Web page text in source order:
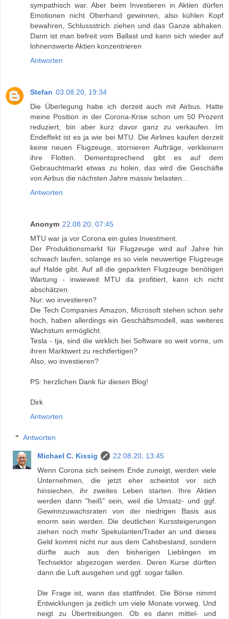
sympathisch war. Aber beim Investieren in Aktien dürfen
Emotionen nicht Oberhand gewinnen, also kühlen Kopf
bewahren, Schlussstrich ziehen und das Ganze abhaken.
Dann ist man befreit vom Ballast und kann sich wieder auf
lohnenswerte Aktien konzentrieren
Antworten
Stefan 03.08.20, 19:34
Die Überlegung habe ich derzeit auch mit Airbus. Hatte
meine Position in der Corona-Krise schon um 50 Prozent
reduziert, bin aber kurz davor ganz zu verkaufen. Im
Endeffekt ist es ja wie bei MTU. Die Airlines kaufen derzeit
keine neuen Flugzeuge, stornieren Aufträge, verkleinern
ihre Flotten. Dementsprechend gibt es auf dem
Gebrauchtmarkt etwas zu holen, das wird die Geschäfte
von Airbus die nächsten Jahre massiv belasten...
Antworten
Anonym 22.08.20, 07:45
MTU war ja vor Corona ein gutes Investment.
Der Produktionsmarkt für Flugzeuge wird auf Jahre hin
schwach laufen, solange es so viele neuwertige Flugzeuge
auf Halde gibt. Auf all die geparkten Flugzeuge benötigen
Wartung - inwieweit MTU da profitiert, kann ich nicht
abschätzen.
Nur: wo investieren?
Die Tech Companies Amazon, Microsoft stehen schon sehr
hoch, haben allerdings ein Geschäftsmodell, was weiteres
Wachstum ermöglicht.
Tesla - tja, sind die wirklich bei Software so weit vorne, um
ihren Marktwert zu rechtfertigen?
Also, wo investieren?
PS: herzlichen Dank für diesen Blog!
Dirk
Antworten
Antworten
Michael C. Kissig
22.08.20, 13:45
Wenn Corona sich seinem Ende zuneigt, werden viele
Unternehmen, die jetzt eher scheintot vor sich
hinsiechen, ihr zweites Leben starten. Ihre Aktien
werden dann "heiß" sein, weil die Umsatz- und ggf.
Gewinnzuwachsraten von der niedrigen Basis aus
enorm sein werden. Die deutlichen Kurssteigerungen
ziehen noch mehr Spekulanten/Trader an und dieses
Geld kommt nicht nur aus dem Cahsbestand, sondern
dürfte auch aus den bisherigen Lieblingen im
Techsektor abgezogen werden. Deren Kurse dürften
dann die Luft ausgehen und ggf. sogar fallen.
Die Frage ist, wann das stattfindet. Die Börse nimmt
Entwicklungen ja zeitlich um viele Monate vorweg. Und
neigt zu Übertreibungen. Ob es dann mittel- und